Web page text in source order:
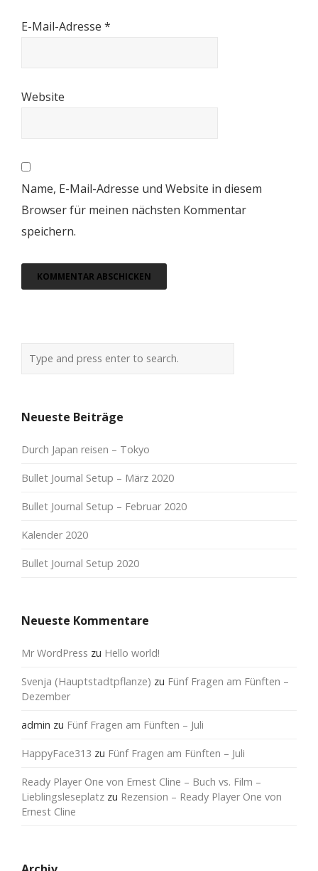
E-Mail-Adresse *
Website
Name, E-Mail-Adresse und Website in diesem
Browser für meinen nächsten Kommentar
speichern.
Neueste Beiträge
Durch Japan reisen – Tokyo
Bullet Journal Setup – März 2020
Bullet Journal Setup – Februar 2020
Kalender 2020
Bullet Journal Setup 2020
Neueste Kommentare
Mr WordPress zu Hello world!
Svenja (Hauptstadtpflanze) zu Fünf Fragen am Fünften –
Dezember
admin zu Fünf Fragen am Fünften – Juli
HappyFace313 zu Fünf Fragen am Fünften – Juli
Ready Player One von Ernest Cline – Buch vs. Film –
Lieblingsleseplatz zu Rezension – Ready Player One von
Ernest Cline